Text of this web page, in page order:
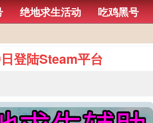
绝地求生活动 吃鸡黑号
登陆Steam平台